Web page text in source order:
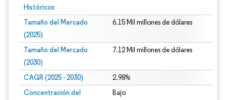
Históricos
Tamaño del Mercado
(2025)
6.15 Mil millones de dólares
Tamaño del Mercado
(2030)
7.12 Mil millones de dólares
CAGR (2025 - 2030) 2.98%
Concentración del
Bajo